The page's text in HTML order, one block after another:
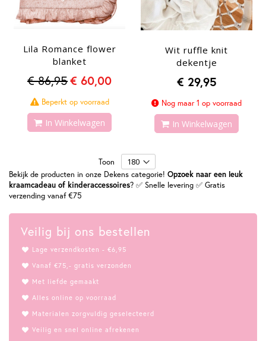
Lila Romance flower
blanket
€ 86,95€ 60,00
Beperkt op voorraad
In Winkelwagen
Wit ruffle knit
dekentje
€ 29,95
Nog maar 1 op voorraad
In Winkelwagen
Toon
Bekijk de producten in onze Dekens categorie! Opzoek naar een leuk
kraamcadeau of kinderaccessoires? ✅ Snelle levering ✅ Gratis
verzending vanaf €75
Veilig bij ons bestellen
Lage verzendkosten - €6,95
Vanaf €75,- gratis verzonden
Met liefde gemaakt
Alles online op voorraad
Materialen zorgvuldig geselecteerd
Veilig en snel online afrekenen